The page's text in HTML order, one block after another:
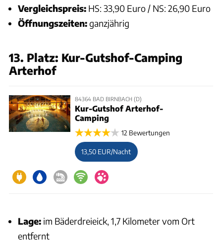
Vergleichspreis: HS: 33,90 Euro / NS: 26,90 Euro
Öffnungszeiten:ganzjährig
13. Platz: Kur-Gutshof-Camping
Arterhof
84364 BAD BIRNBACH (D)
Kur-Gutshof Arterhof-
Camping
12 Bewertungen
13,50 EUR/Nacht
Lage: im Bäderdreieick, 1,7 Kilometer vom Ort
entfernt